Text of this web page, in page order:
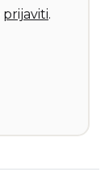
prijaviti.